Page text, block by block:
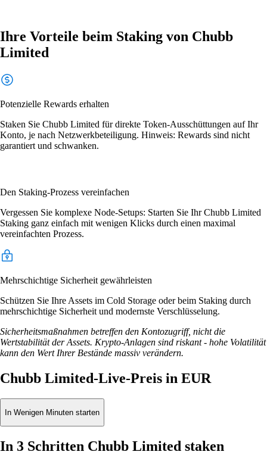
Ihre Vorteile beim Staking von Chubb
Limited
Potenzielle Rewards erhalten
Staken Sie Chubb Limited für direkte Token-Ausschüttungen auf Ihr
Konto, je nach Netzwerkbeteiligung. Hinweis: Rewards sind nicht
garantiert und schwanken.
Den Staking-Prozess vereinfachen
Vergessen Sie komplexe Node-Setups: Starten Sie Ihr Chubb Limited
Staking ganz einfach mit wenigen Klicks durch einen maximal
vereinfachten Prozess.
Mehrschichtige Sicherheit gewährleisten
Schützen Sie Ihre Assets im Cold Storage oder beim Staking durch
mehrschichtige Sicherheit und modernste Verschlüsselung.
Sicherheitsmaßnahmen betreffen den Kontozugriff, nicht die
Wertstabilität der Assets. Krypto-Anlagen sind riskant - hohe Volatilität
kann den Wert Ihrer Bestände massiv verändern.
Chubb Limited-Live-Preis in EUR
In Wenigen Minuten starten
In 3 Schritten Chubb Limited staken